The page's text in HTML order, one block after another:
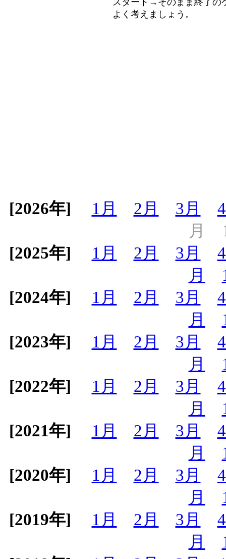
スタート→そのまま終了の
よく考えましょう。
[2026年] 1月 2月 3月
月
[2025年]
1月 2月 3月
月
[2024年]
1月 2月 3月
月
[2023年]
1月 2月 3月
月
[2022年]
1月 2月 3月
月
[2021年]
1月 2月 3月
月
[2020年]
1月 2月 3月
月
[2019年]
1月 2月 3月
月